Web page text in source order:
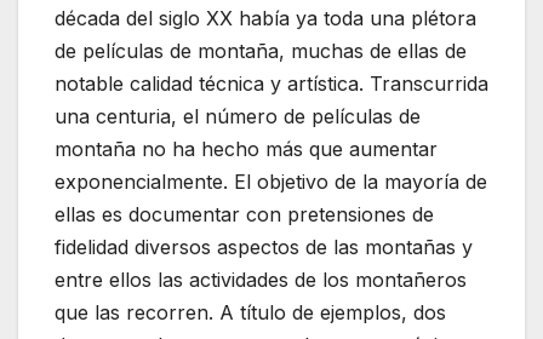
década del siglo XX había ya toda una plétora
de películas de montaña, muchas de ellas de
notable calidad técnica y artística. Transcurrida
una centuria, el número de películas de
montaña no ha hecho más que aumentar
exponencialmente. El objetivo de la mayoría de
ellas es documentar con pretensiones de
fidelidad diversos aspectos de las montañas y
entre ellos las actividades de los montañeros
que las recorren. A título de ejemplos, dos